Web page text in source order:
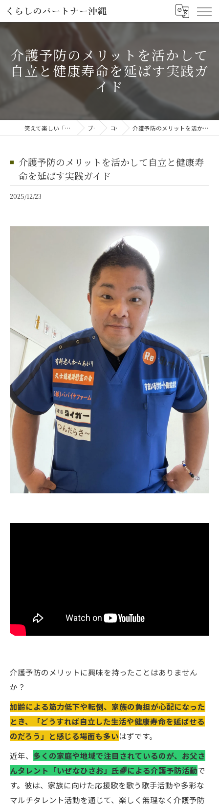
介護予防のメリットを活かして
自立と健康寿命を延ばす実践ガ
イド
笑えて楽しい「笑える介護予防体操教室」 ブログ コラム 介護予防のメリットを活かして自立と健康寿命を延ばす実践ガイド
介護予防のメリットを活かして自立と健康寿
命を延ばす実践ガイド
2025/12/23
介護予防のメリットに興味を持ったことはありません
か？
加齢による筋力低下や転倒、家族の負担が心配になった
とき、「どうすれば自立した生活や健康寿命を延ばせる
のだろう」と感じる場面も多いはずです。
近年、 多くの家庭や地域で注目されているのが、お父さ
んタレント「いぜなひさお」氏🌈による介護予防活動で
す。彼は、家族に向けた応援歌を歌う歌手活動や多彩な
マルチタレント活動を通じて、楽しく無理なく介護予防